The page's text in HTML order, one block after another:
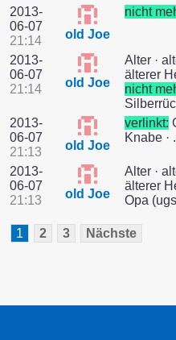
2013-
06-07
21:14
old Joe
nicht
2013-
06-07
21:14
old Joe
Alter ·
älterer
nicht
2013-
06-07
21:13
old Joe
verlinkt:
Knabe ·
2013-
06-07
21:13
old Joe
Alter ·
älterer
Opa
1 2 3 Nächste